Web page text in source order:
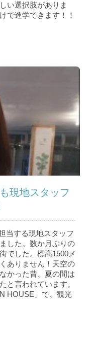
い選択肢がありま
で進学できます！！
現地スタッフ
当する現地スタッフ
した。数か月ぶりの
でした。標高1500メ
ありません！天空の
かった昔、夏の間は
と言われています。
HOUSE」で、観光